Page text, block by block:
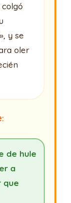
y se
oler
de hule
a
que